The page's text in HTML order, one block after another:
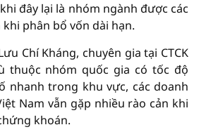
đây lại là nhóm ngành được các
phân bổ vốn dài hạn.
Chí Kháng, chuyên gia tại CTCK
thuộc nhóm quốc gia có tốc độ
nhanh trong khu vực, các doanh
Nam vẫn gặp nhiều rào cản khi
khoán.